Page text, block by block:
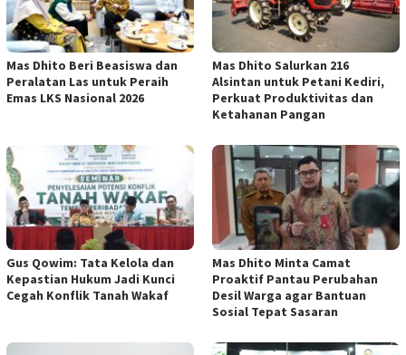
Mas Dhito Beri Beasiswa dan
Peralatan Las untuk Peraih
Emas LKS Nasional 2026
Mas Dhito Salurkan 216
Alsintan untuk Petani Kediri,
Perkuat Produktivitas dan
Ketahanan Pangan
Gus Qowim: Tata Kelola dan
Kepastian Hukum Jadi Kunci
Cegah Konflik Tanah Wakaf
Mas Dhito Minta Camat
Proaktif Pantau Perubahan
Desil Warga agar Bantuan
Sosial Tepat Sasaran